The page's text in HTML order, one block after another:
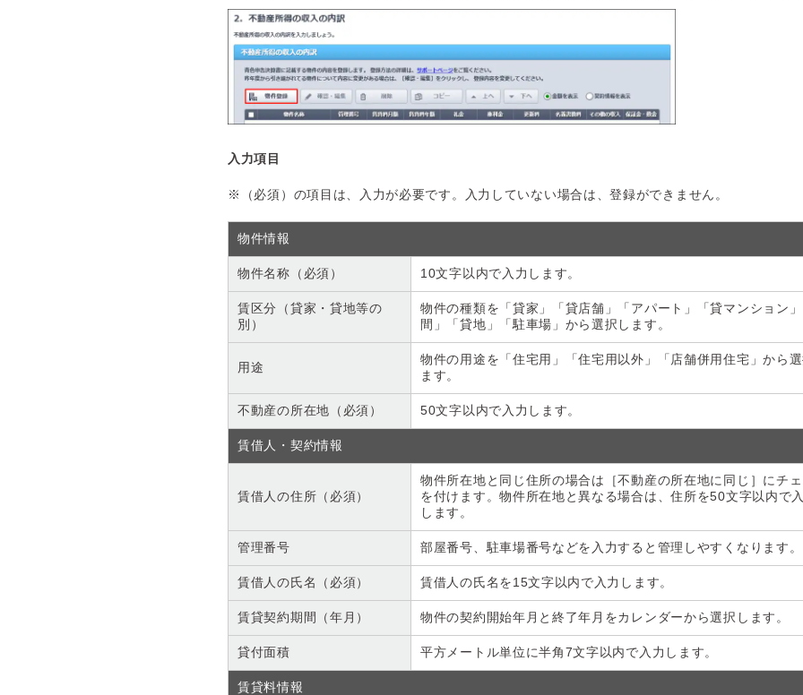
入力項目
※（必須）の項目は、入力が必要です。入力していない場合は、登録ができません。
物件情報
物件名称（必須） 10文字以内で入力します。
賃区分（貸家・貸地等の
別）
物件の種類を「貸家」「貸店舗」「アパート」「貸マンション
間」「貸地」「駐車場」から選択します。
用途
物件の用途を「住宅用」「住宅用以外」「店舗併用住宅」から
ます。
不動産の所在地（必須） 50文字以内で入力します。
賃借人・契約情報
賃借人の住所（必須）
物件所在地と同じ住所の場合は［不動産の所在地に同じ］にチ
を付けます。物件所在地と異なる場合は、住所を50文字以内で
します。
管理番号 部屋番号、駐車場番号などを入力すると管理しやすくなります。
賃借人の氏名（必須） 賃借人の氏名を15文字以内で入力します。
賃貸契約期間（年月） 物件の契約開始年月と終了年月をカレンダーから選択します。
貸付面積 平方メートル単位に半角7文字以内で入力します。
賃貸料情報